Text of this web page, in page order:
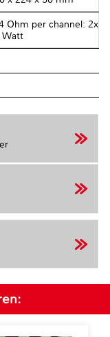
Ohm per channel: 2x
Watt